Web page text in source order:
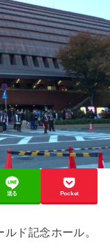
送る Pocket
ド記念ホール。